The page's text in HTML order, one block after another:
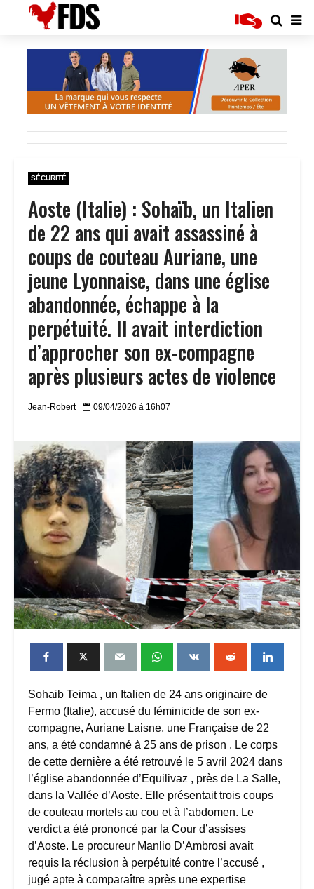
SÉCURITÉ
Aoste (Italie) : Sohaïb, un Italien
de 22 ans qui avait assassiné à
coups de couteau Auriane, une
jeune Lyonnaise, dans une église
abandonnée, échappe à la
perpétuité. Il avait interdiction
d’approcher son ex-compagne
après plusieurs actes de violence
Jean-Robert 09/04/2026 à 16h07
Sohaib Teima , un Italien de 24 ans originaire de
Fermo (Italie), accusé du féminicide de son ex-
compagne, Auriane Laisne, une Française de 22
ans, a été condamné à 25 ans de prison . Le corps
de cette dernière a été retrouvé le 5 avril 2024 dans
l’église abandonnée d’Equilivaz , près de La Salle,
dans la Vallée d’Aoste. Elle présentait trois coups
de couteau mortels au cou et à l’abdomen. Le
verdict a été prononcé par la Cour d’assises
d’Aoste. Le procureur Manlio D’Ambrosi avait
requis la réclusion à perpétuité contre l’accusé ,
jugé apte à comparaître après une expertise